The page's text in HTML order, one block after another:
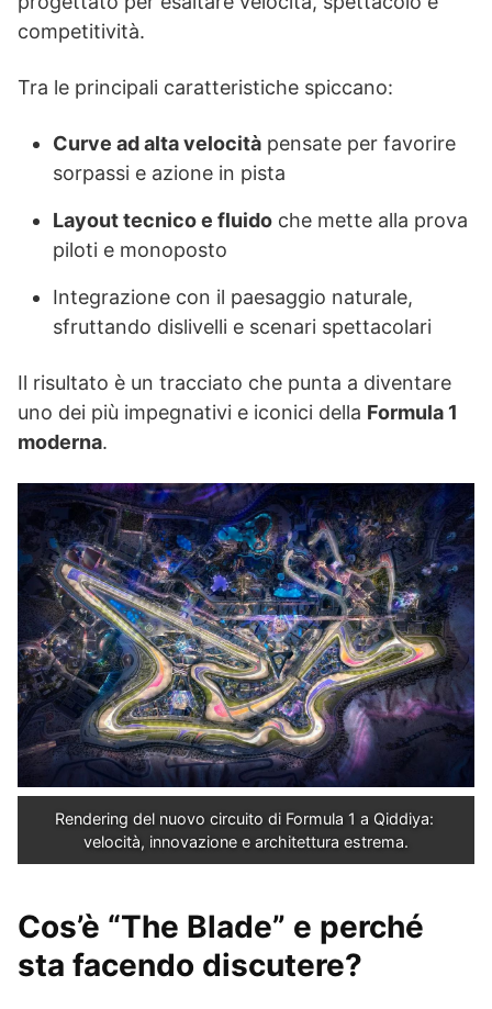
competitività.
Tra le principali caratteristiche spiccano:
Curve ad alta velocità pensate per favorire
sorpassi e azione in pista
Layout tecnico e fluido che mette alla prova
piloti e monoposto
Integrazione con il paesaggio naturale,
sfruttando dislivelli e scenari spettacolari
Il risultato è un tracciato che punta a diventare
uno dei più impegnativi e iconici della Formula 1
moderna.
Rendering del nuovo circuito di Formula 1 a Qiddiya:
velocità, innovazione e architettura estrema.
Cos’è “The Blade” e perché
sta facendo discutere?